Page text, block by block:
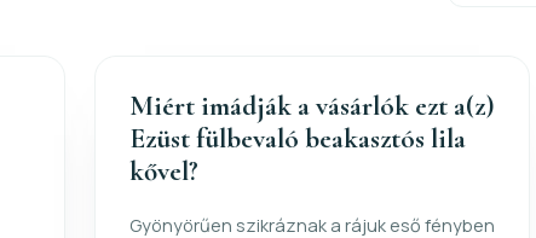
Miért imádják a vásárlók ezt a(z)
Ezüst fülbevaló beakasztós lila
kővel?
Gyönyörűen szikráznak a rájuk eső fényben